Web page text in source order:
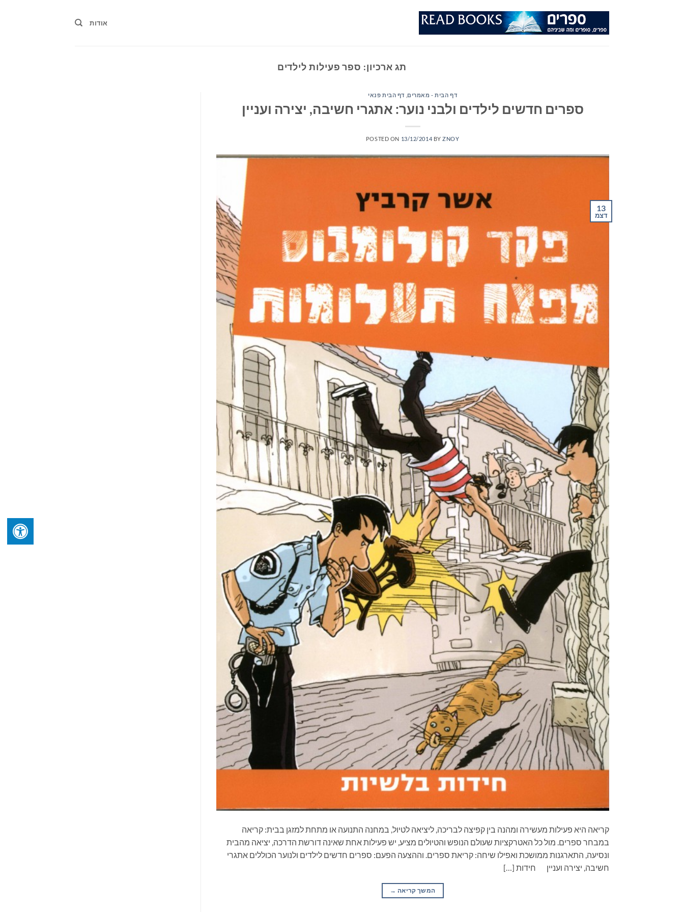
אודות
תג ארכיון: ספר פעילות לילדים
דף הבית - מאמרים דף הבית פנאי
ספרים חדשים לילדים ולבני נוער: אתגרי חשיבה, יצירה ועניין
POSTED ON 13/12/2014 BYZNOY
13
דצמ
קריאה היא פעילות מעשירה ומהנה בין קפיצה לבריכה, ליציאה לטיול, במחנה התנועה או מתחת למזגן בבית: קריאה
במבחר ספרים. מול כל האטרקציות שעולם הנופש והטיולים מציע, יש פעילות אחת שאינה דורשת הדרכה, יציאה מהבית
ונסיעה, התארגנות ממושכת ואפילו שיחה: קריאת ספרים. וההצעה הפעם: ספרים חדשים לילדים ולנוער הכוללים אתגרי
חשיבה, יצירה ועניין חידות […]
המשך קריאה →